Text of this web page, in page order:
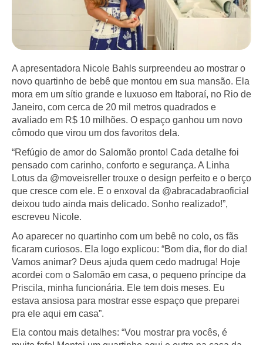
A apresentadora Nicole Bahls surpreendeu ao mostrar o
novo quartinho de bebê que montou em sua mansão. Ela
mora em um sítio grande e luxuoso em Itaboraí, no Rio de
Janeiro, com cerca de 20 mil metros quadrados e
avaliado em R$ 10 milhões. O espaço ganhou um novo
cômodo que virou um dos favoritos dela.
“Refúgio de amor do Salomão pronto! Cada detalhe foi
pensado com carinho, conforto e segurança. A Linha
Lotus da @moveisreller trouxe o design perfeito e o berço
que cresce com ele. E o enxoval da @abracadabraoficial
deixou tudo ainda mais delicado. Sonho realizado!”,
escreveu Nicole.
Ao aparecer no quartinho com um bebê no colo, os fãs
ficaram curiosos. Ela logo explicou: “Bom dia, flor do dia!
Vamos animar? Deus ajuda quem cedo madruga! Hoje
acordei com o Salomão em casa, o pequeno príncipe da
Priscila, minha funcionária. Ele tem dois meses. Eu
estava ansiosa para mostrar esse espaço que preparei
pra ele aqui em casa”.
Ela contou mais detalhes: “Vou mostrar pra vocês, é